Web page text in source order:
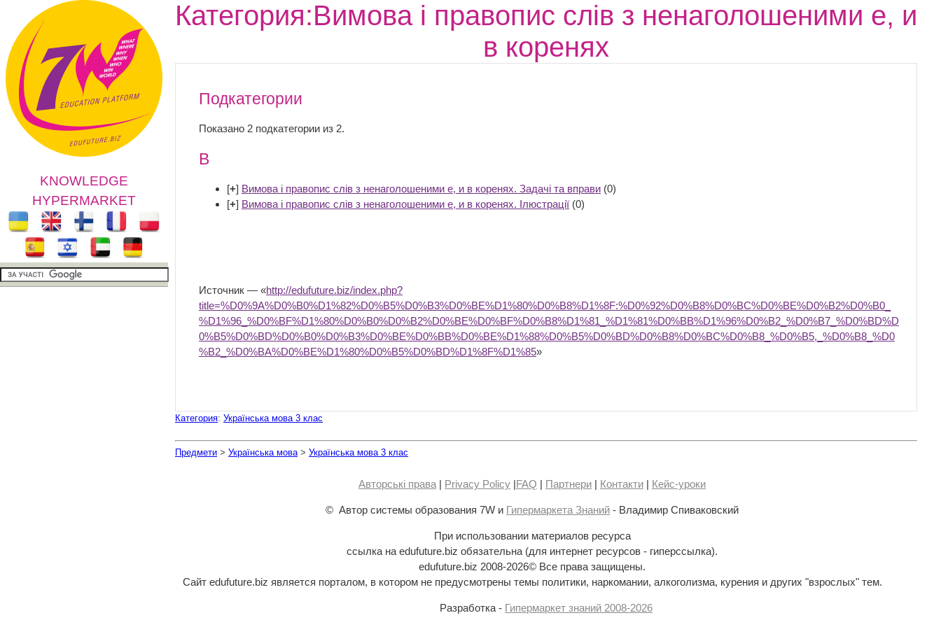
KNOWLEDGE
HYPERMARKET
Категория:Вимова і правопис слів з ненаголошеними е, и
в коренях
Подкатегории
Показано 2 подкатегории из 2.
В
[+] Вимова і правопис слів з ненаголошеними е, и в коренях. Задачі та вправи (0)
[+] Вимова і правопис слів з ненаголошеними е, и в коренях. Ілюстрації (0)
Источник — «http://edufuture.biz/index.php?
title=%D0%9A%D0%B0%D1%82%D0%B5%D0%B3%D0%BE%D1%80%D0%B8%D1%8F:%D0%92%D0%B8%D0%BC%D0%BE%D0%B2%D0%B0_
%D1%96_%D0%BF%D1%80%D0%B0%D0%B2%D0%BE%D0%BF%D0%B8%D1%81_%D1%81%D0%BB%D1%96%D0%B2_%D0%B7_%D0%BD%D
0%B5%D0%BD%D0%B0%D0%B3%D0%BE%D0%BB%D0%BE%D1%88%D0%B5%D0%BD%D0%B8%D0%BC%D0%B8_%D0%B5,_%D0%B8_%D0
%B2_%D0%BA%D0%BE%D1%80%D0%B5%D0%BD%D1%8F%D1%85»
Категория: Українська мова 3 клас
Предмети > Українська мова> Українська мова 3 клас
Авторські права | Privacy Policy |FAQ | Партнери | Контакти | Кейс-уроки
© Автор системы образования 7W и Гипермаркета Знаний - Владимир Спиваковский
При использовании материалов ресурса
ссылка на edufuture.biz обязательна (для интернет ресурсов - гиперссылка).
edufuture.biz 2008-2026© Все права защищены.
Сайт edufuture.biz является порталом, в котором не предусмотрены темы политики, наркомании, алкоголизма, курения и других "взрослых" тем.
Разработка - Гипермаркет знаний 2008-2026